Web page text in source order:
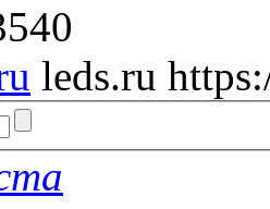
leds.ru